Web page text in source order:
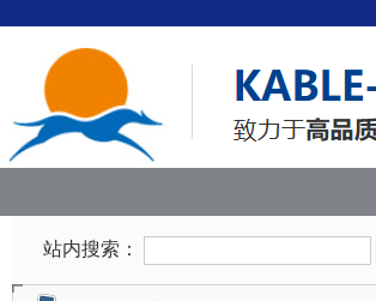
站内搜索：